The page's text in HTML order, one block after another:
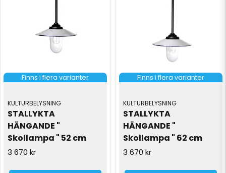
Finns i flera varianter
KULTURBELYSNING
STALLYKTA
HÄNGANDE "
Skollampa " 52 cm
3 670 kr
Finns i flera varianter
KULTURBELYSNING
STALLYKTA
HÄNGANDE "
Skollampa " 62 cm
3 670 kr